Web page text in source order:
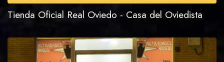
Tienda Oficial Real Oviedo - Casa del Oviedista